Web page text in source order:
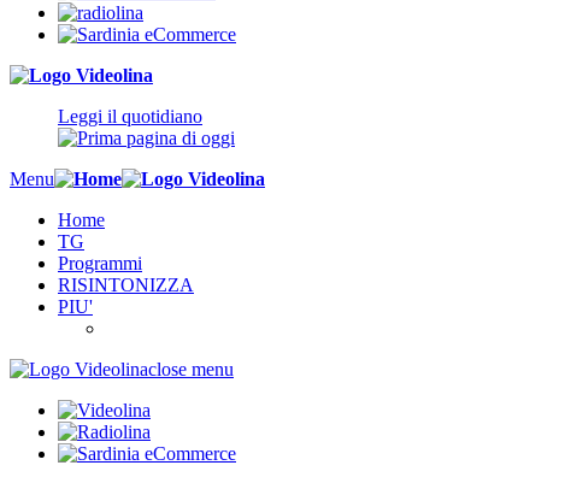
Leggi il quotidiano
Menu
Home
TG
Programmi
RISINTONIZZA
PIU'
close menu